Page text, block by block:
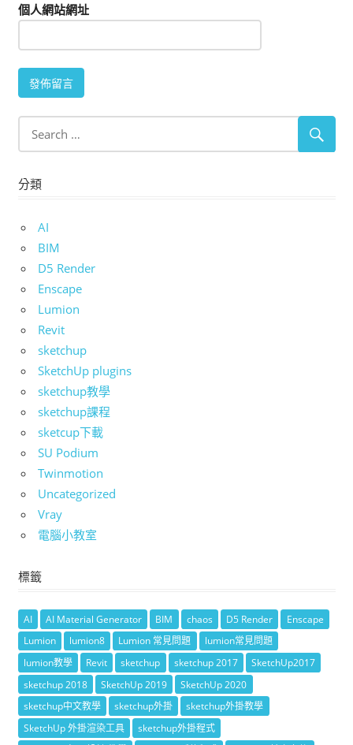
個人網站網址
分類
AI
BIM
D5 Render
Enscape
Lumion
Revit
sketchup
SketchUp plugins
sketchup教學
sketchup課程
sketcup下載
SU Podium
Twinmotion
Uncategorized
Vray
電腦小教室
標籤
AI AI Material Generator BIM chaos D5 Render
Enscape
Lumion
lumion8 Lumion 常見問題
lumion常見問題
lumion教學
Revit sketchup sketchup 2017
SketchUp2017
sketchup 2018
SketchUp 2019
SketchUp 2020
sketchup中文教學
sketchup外掛
sketchup外掛教學
SketchUp 外掛渲染工具
sketchup外掛程式